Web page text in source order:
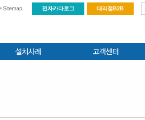
대리점B2B
전자카다로그
Sitemap